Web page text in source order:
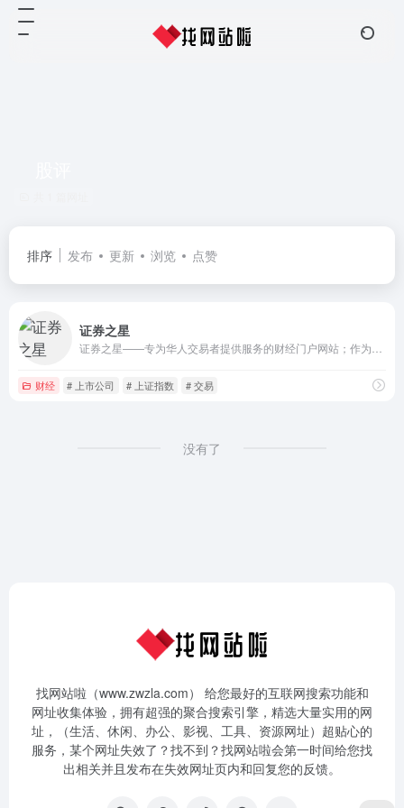
排序 发布 更新 浏览 点赞
证券之星
财经 # 上市公司 # 上证指数 # 交易
没有了
找网站啦（www.zwzla.com） 给您最好的互联网搜索功能和
网址收集体验，拥有超强的聚合搜索引擎，精选大量实用的网
址，（生活、休闲、办公、影视、工具、资源网址）超贴心的
服务，某个网址失效了？找不到？找网站啦会第一时间给您找
出相关并且发布在失效网址页内和回复您的反馈。